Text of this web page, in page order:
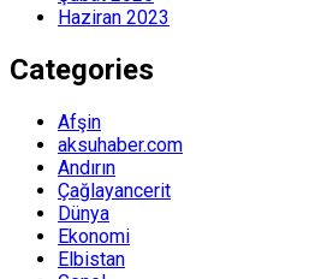
Haziran 2023
Categories
Afşin
aksuhaber.com
Andırın
Çağlayancerit
Dünya
Ekonomi
Elbistan